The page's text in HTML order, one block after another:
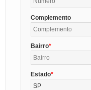
Complemento
Bairro
Estado
SP